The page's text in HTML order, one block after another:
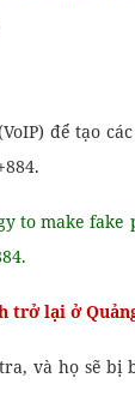
để tạo
to make
trở lại ở
và họ sẽ bị